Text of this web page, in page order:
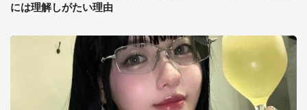
には理解しがたい理由